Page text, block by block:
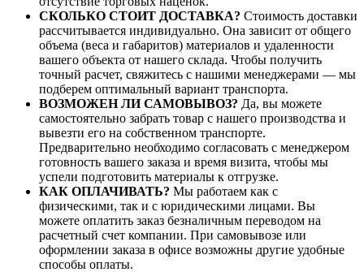
СКОЛЬКО СТОИТ ДОСТАВКА? Стоимость доставки
рассчитывается индивидуально. Она зависит от общего
объема (веса и габаритов) материалов и удаленности
вашего объекта от нашего склада. Чтобы получить
точный расчет, свяжитесь с нашими менеджерами — мы
подберем оптимальный вариант транспорта.
ВОЗМОЖЕН ЛИ САМОВЫВОЗ? Да, вы можете
самостоятельно забрать товар с нашего производства и
вывезти его на собственном транспорте.
Предварительно необходимо согласовать с менеджером
готовность вашего заказа и время визита, чтобы мы
успели подготовить материалы к отгрузке.
КАК ОПЛАЧИВАТЬ? Мы работаем как с
физическими, так и с юридическими лицами. Вы
можете оплатить заказ безналичным переводом на
расчетный счет компании. При самовывозе или
оформлении заказа в офисе возможны другие удобные
способы оплаты.